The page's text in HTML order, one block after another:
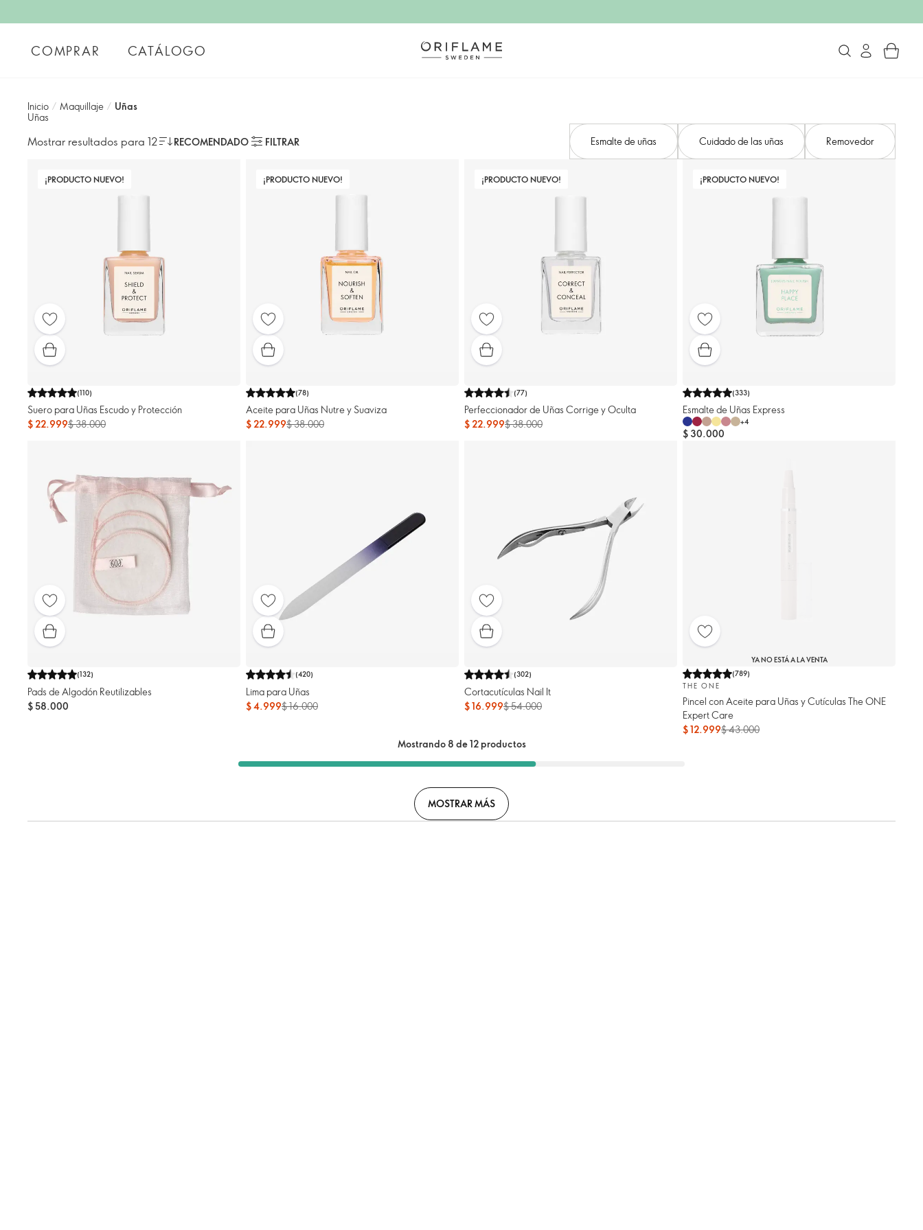
COMPRAR CATÁLOGO
Inicio / Maquillaje / Uñas
Uñas
Mostrar resultados para 12 RECOMENDADO FILTRAR Esmalte de uñas Cuidado de las uñas Removedor
¡PRODUCTO NUEVO!
(110)
Suero para Uñas Escudo y Protección
$ 22.999$ 38.000
¡PRODUCTO NUEVO!
(78)
Aceite para Uñas Nutre y Suaviza
$ 22.999$ 38.000
¡PRODUCTO NUEVO!
(77)
Perfeccionador de Uñas Corrige y Oculta
$ 22.999$ 38.000
¡PRODUCTO NUEVO!
(333)
Esmalte de Uñas Express
+4
$ 30.000
(132)
Pads de Algodón Reutilizables
$ 58.000
(420)
Lima para Uñas
$ 4.999$ 16.000
(302)
Cortacutículas Nail It
$ 16.999$ 54.000
YA NO ESTÁ A LA VENTA
(789)
THE ONE
Pincel con Aceite para Uñas y Cutículas The ONE
Expert Care
$ 12.999$ 43.000
Mostrando 8 de 12 productos
MOSTRAR MÁS